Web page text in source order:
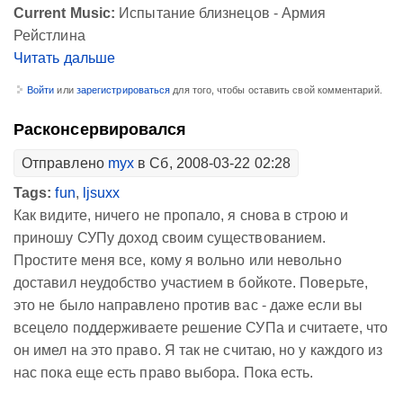
Current Music: Испытание близнецов - Армия
Рейстлина
Читать дальше
Войти или зарегистрироваться для того, чтобы оставить свой комментарий.
Расконсервировался
Отправлено myx в Сб, 2008-03-22 02:28
Tags:fun, ljsuxx
Как видите, ничего не пропало, я снова в строю и
приношу СУПу доход своим существованием.
Простите меня все, кому я вольно или невольно
доставил неудобство участием в бойкоте. Поверьте,
это не было направлено против вас - даже если вы
всецело поддерживаете решение СУПа и считаете, что
он имел на это право. Я так не считаю, но у каждого из
нас пока еще есть право выбора. Пока есть.